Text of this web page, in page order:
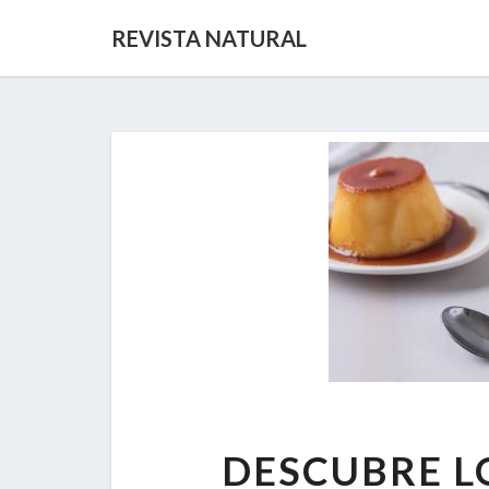
REVISTA NATURAL
DESCUBRE